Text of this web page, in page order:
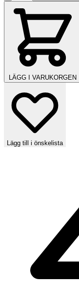
LÄGG I VARUKORGEN
Lägg till i önskelista